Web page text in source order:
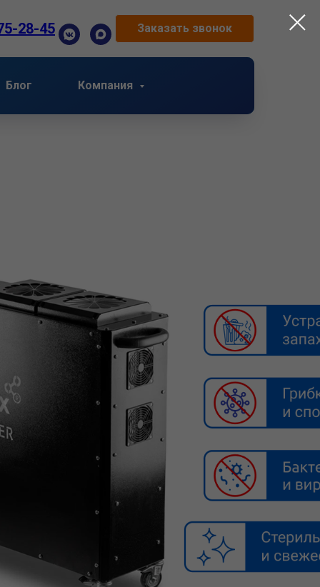
28-45 Заказать звонок
Блог Компания